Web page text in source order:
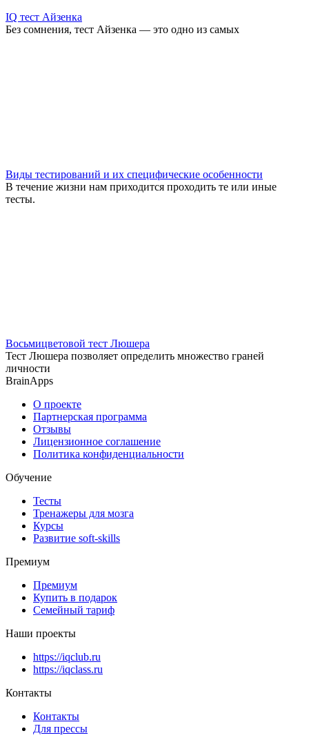
IQ тест Айзенка
Без сомнения, тест Айзенка — это одно из самых
Виды тестирований и их специфические особенности
В течение жизни нам приходится проходить те или иные
тесты.
Восьмицветовой тест Люшера
Тест Люшера позволяет определить множество граней
личности
BrainApps
О проекте
Партнерская программа
Отзывы
Лицензионное соглашение
Политика конфиденциальности
Обучение
Тесты
Тренажеры для мозга
Курсы
Развитие soft-skills
Премиум
Премиум
Купить в подарок
Семейный тариф
Наши проекты
https://iqclub.ru
https://iqclass.ru
Контакты
Контакты
Для прессы